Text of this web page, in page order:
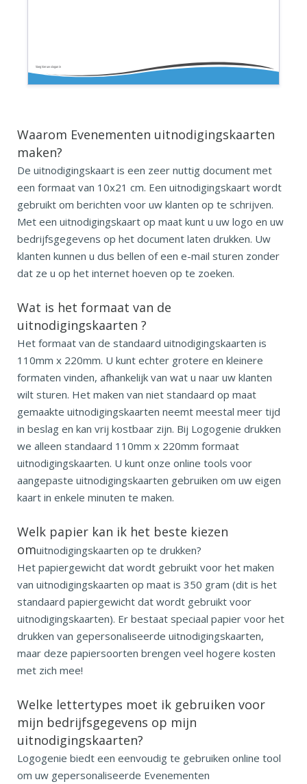
Voeg hier uw slogan in
Waarom Evenementen uitnodigingskaarten
maken?
De uitnodigingskaart is een zeer nuttig document met
een formaat van 10x21 cm. Een uitnodigingskaart wordt
gebruikt om berichten voor uw klanten op te schrijven.
Met een uitnodigingskaart op maat kunt u uw logo en uw
bedrijfsgegevens op het document laten drukken. Uw
klanten kunnen u dus bellen of een e-mail sturen zonder
dat ze u op het internet hoeven op te zoeken.
Wat is het formaat van de
uitnodigingskaarten ?
Het formaat van de standaard uitnodigingskaarten is
110mm x 220mm. U kunt echter grotere en kleinere
formaten vinden, afhankelijk van wat u naar uw klanten
wilt sturen. Het maken van niet standaard op maat
gemaakte uitnodigingskaarten neemt meestal meer tijd
in beslag en kan vrij kostbaar zijn. Bij Logogenie drukken
we alleen standaard 110mm x 220mm formaat
uitnodigingskaarten. U kunt onze online tools voor
aangepaste uitnodigingskaarten gebruiken om uw eigen
kaart in enkele minuten te maken.
Welk papier kan ik het beste kiezen
omuitnodigingskaarten op te drukken?
Het papiergewicht dat wordt gebruikt voor het maken
van uitnodigingskaarten op maat is 350 gram (dit is het
standaard papiergewicht dat wordt gebruikt voor
uitnodigingskaarten). Er bestaat speciaal papier voor het
drukken van gepersonaliseerde uitnodigingskaarten,
maar deze papiersoorten brengen veel hogere kosten
met zich mee!
Welke lettertypes moet ik gebruiken voor
mijn bedrijfsgegevens op mijn
uitnodigingskaarten?
Logogenie biedt een eenvoudig te gebruiken online tool
om uw gepersonaliseerde Evenementen